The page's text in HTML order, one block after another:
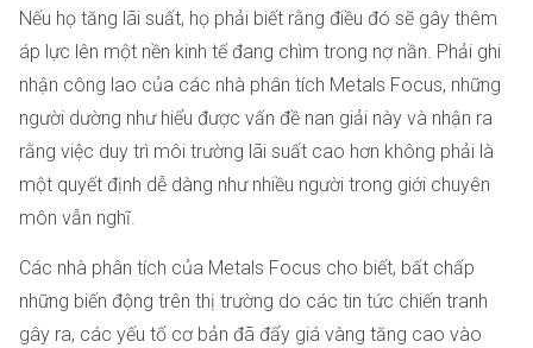
Nếu họ tăng lãi suất, họ phải biết rằng điều đó sẽ gây thêm
áp lực lên một nền kinh tế đang chìm trong nợ nần. Phải ghi
nhận công lao của các nhà phân tích Metals Focus, những
người dường như hiểu được vấn đề nan giải này và nhận ra
rằng việc duy trì môi trường lãi suất cao hơn không phải là
một quyết định dễ dàng như nhiều người trong giới chuyên
môn vẫn nghĩ.
Các nhà phân tích của Metals Focus cho biết, bất chấp
những biến động trên thị trường do các tin tức chiến tranh
gây ra, các yếu tố cơ bản đã đẩy giá vàng tăng cao vào